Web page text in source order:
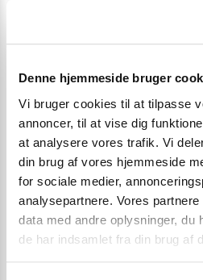
Denne hjemmeside bruger
Vi bruger cookies til at tilpasse
annoncer, til at vise dig
at analysere vores trafik. Vi
din brug af vores hjemmeside
for sociale medier,
analysepartnere. Vores
data med andre oplysninger, du
de har indsamlet fra din brug af